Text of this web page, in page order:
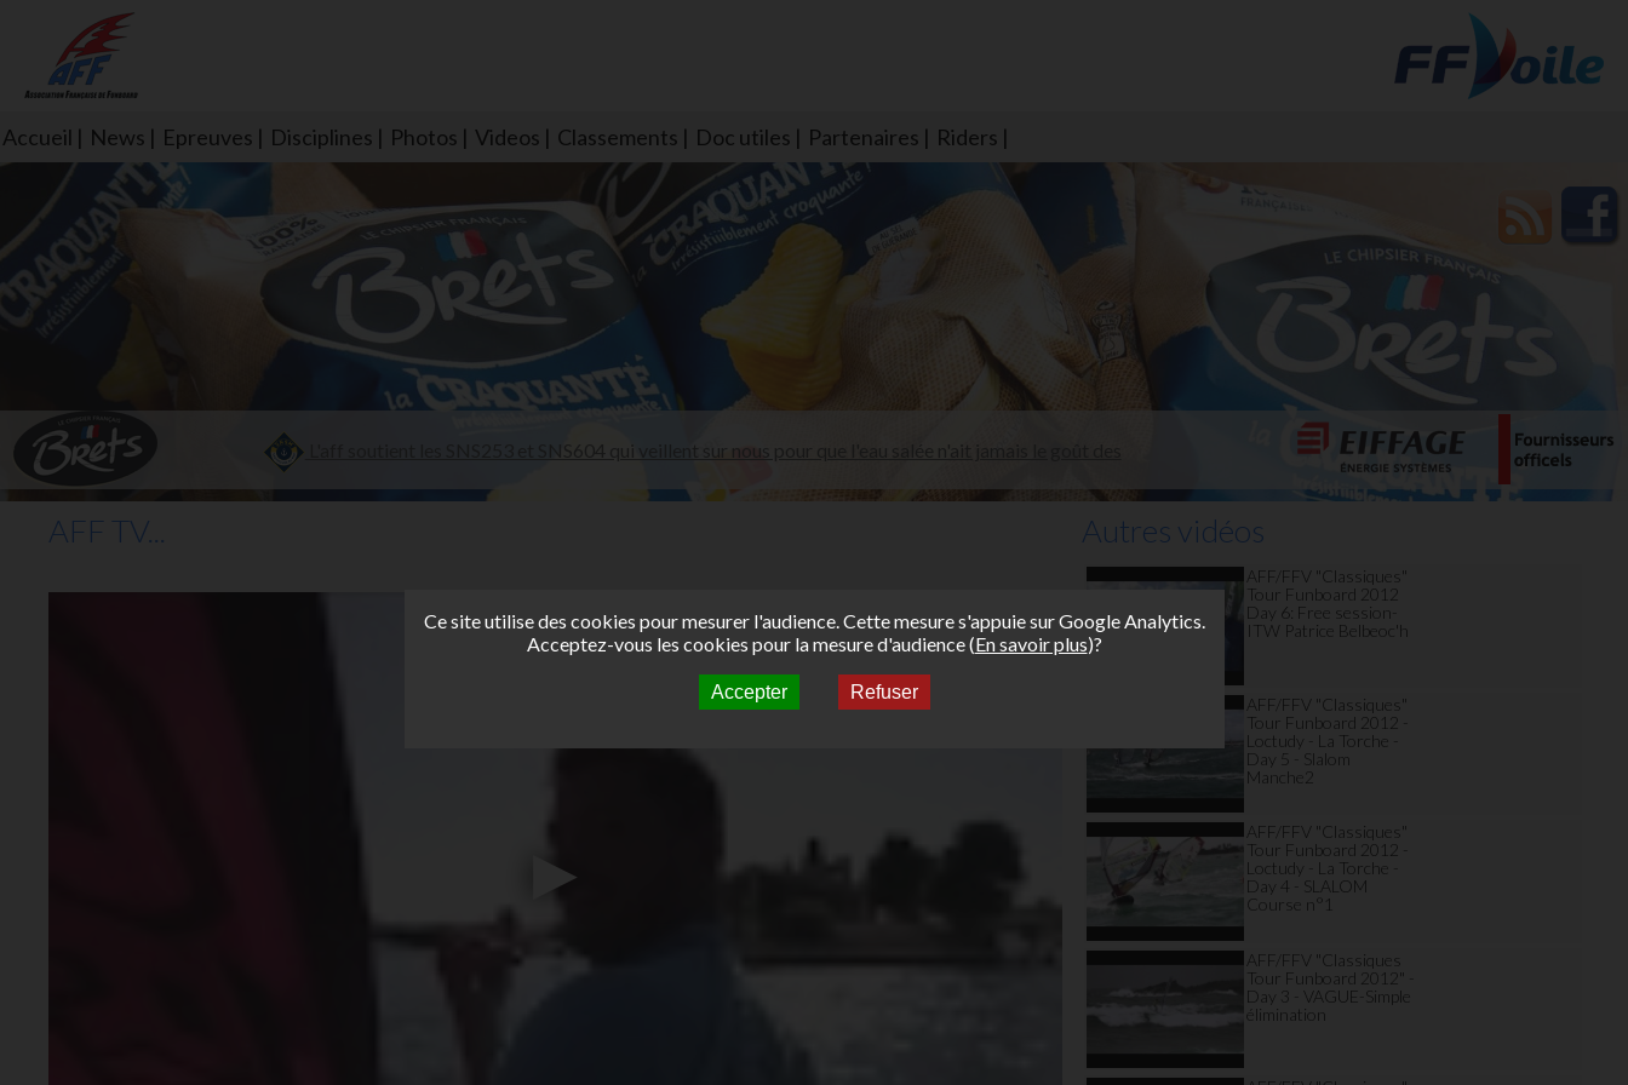
Accueil News Epreuves Disciplines Photos Videos Classements Doc utiles Partenaires Riders
AFF TV... Autres vidéos
AFF/FFV "Classiques"
Tour Funboard 2012
Day 6: Free session-
ITW Patrice Belbeoc'h
AFF/FFV "Classiques"
Tour Funboard 2012 -
Loctudy - La Torche -
Day 5 - Slalom
Manche2
AFF/FFV "Classiques"
Tour Funboard 2012 -
Loctudy - La Torche -
Day 4 - SLALOM
Course n°1
AFF/FFV "Classiques
Tour Funboard 2012" -
Day 3 - VAGUE-Simple
élimination
Ce site utilise des cookies pour mesurer l'audience. Cette mesure s'appuie sur Google Analytics.
Acceptez-vous les cookies pour la mesure d'audience (En savoir plus)?
Accepter Refuser